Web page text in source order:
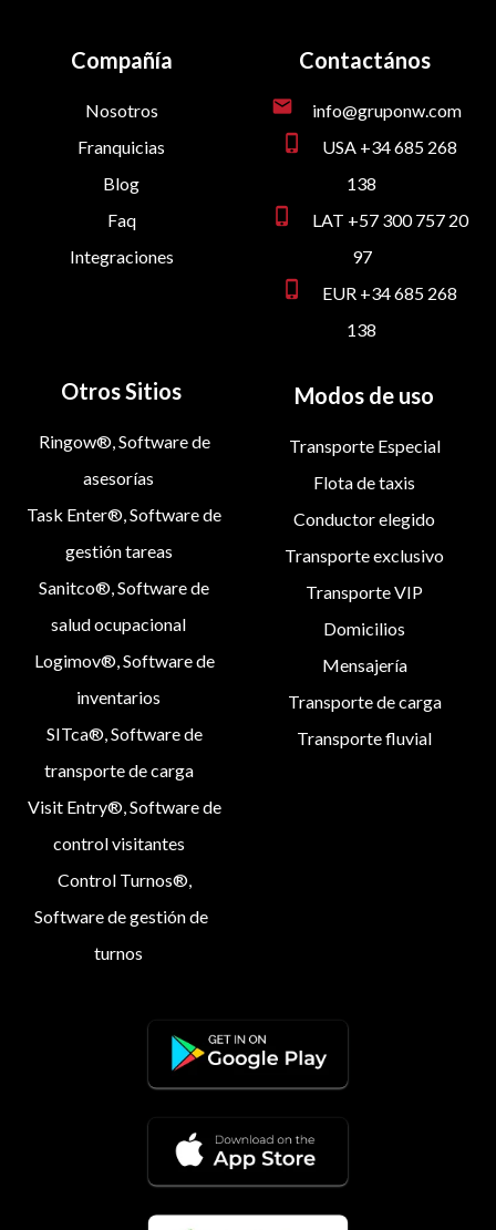
Contactános
mail info@gruponw.com
phone_iphone
USA +34 685 268
138
phone_iphone
LAT +57 300 757 20
97
phone_iphone
EUR +34 685 268
138
Compañía
Nosotros
Franquicias
Blog
Faq
Integraciones
Modos de uso
Transporte Especial
Flota de taxis
Conductor elegido
Transporte exclusivo
Transporte VIP
Domicilios
Mensajería
Transporte de carga
Transporte fluvial
Otros Sitios
Ringow®, Software de
asesorías
Task Enter®, Software de
gestión tareas
Sanitco®, Software de
salud ocupacional
Logimov®, Software de
inventarios
SITca®, Software de
transporte de carga
Visit Entry®, Software de
control visitantes
Control Turnos®,
Software de gestión de
turnos